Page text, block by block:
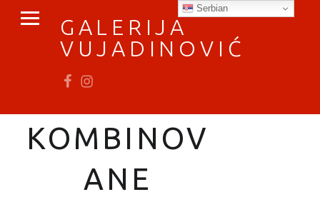
GALERIJA
VUJADINOVIĆ
KOMBINOV
ANE
Serbian